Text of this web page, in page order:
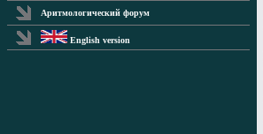
Аритмологический форум
English version